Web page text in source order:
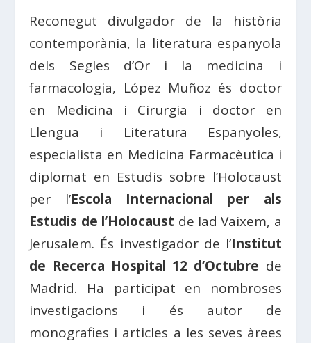
Reconegut divulgador de la història
contemporània, la literatura espanyola
dels Segles d’Or i la medicina i
farmacologia, López Muñoz és doctor
en Medicina i Cirurgia i doctor en
Llengua i Literatura Espanyoles,
especialista en Medicina Farmacèutica i
diplomat en Estudis sobre l’Holocaust
per l’Escola Internacional per als
Estudis de l’Holocaust de Iad Vaixem, a
Jerusalem. És investigador de l’Institut
de Recerca Hospital 12 d’Octubre de
Madrid. Ha participat en nombroses
investigacions i és autor de
monografies i articles a les seves àrees